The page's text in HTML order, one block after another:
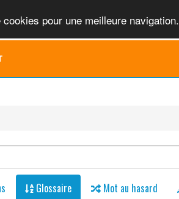
pour une meilleure navigation.
Glossaire Mot au hasard